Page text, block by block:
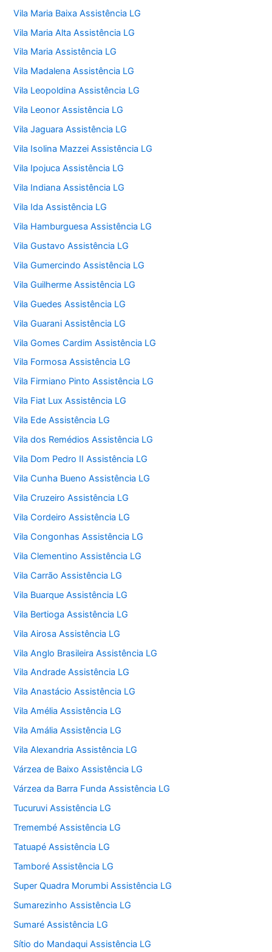
Vila Maria Baixa Assistência LG
Vila Maria Alta Assistência LG
Vila Maria Assistência LG
Vila Madalena Assistência LG
Vila Leopoldina Assistência LG
Vila Leonor Assistência LG
Vila Jaguara Assistência LG
Vila Isolina Mazzei Assistência LG
Vila Ipojuca Assistência LG
Vila Indiana Assistência LG
Vila Ida Assistência LG
Vila Hamburguesa Assistência LG
Vila Gustavo Assistência LG
Vila Gumercindo Assistência LG
Vila Guilherme Assistência LG
Vila Guedes Assistência LG
Vila Guarani Assistência LG
Vila Gomes Cardim Assistência LG
Vila Formosa Assistência LG
Vila Firmiano Pinto Assistência LG
Vila Fiat Lux Assistência LG
Vila Ede Assistência LG
Vila dos Remédios Assistência LG
Vila Dom Pedro II Assistência LG
Vila Cunha Bueno Assistência LG
Vila Cruzeiro Assistência LG
Vila Cordeiro Assistência LG
Vila Congonhas Assistência LG
Vila Clementino Assistência LG
Vila Carrão Assistência LG
Vila Buarque Assistência LG
Vila Bertioga Assistência LG
Vila Airosa Assistência LG
Vila Anglo Brasileira Assistência LG
Vila Andrade Assistência LG
Vila Anastácio Assistência LG
Vila Amélia Assistência LG
Vila Amália Assistência LG
Vila Alexandria Assistência LG
Várzea de Baixo Assistência LG
Várzea da Barra Funda Assistência LG
Tucuruvi Assistência LG
Tremembé Assistência LG
Tatuapé Assistência LG
Tamboré Assistência LG
Super Quadra Morumbi Assistência LG
Sumarezinho Assistência LG
Sumaré Assistência LG
Sítio do Mandaqui Assistência LG